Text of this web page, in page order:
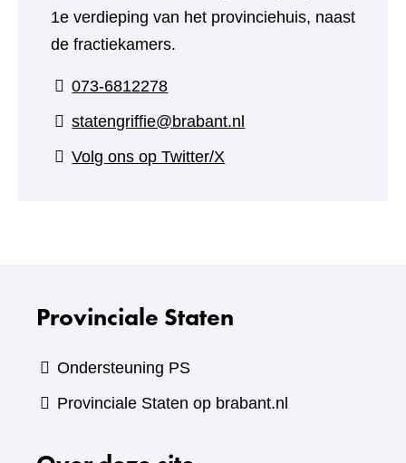
1e verdieping van het provinciehuis, naast
de fractiekamers.
073-6812278
statengriffie@brabant.nl
Volg ons op Twitter/X
Provinciale Staten
Ondersteuning PS
Provinciale Staten op brabant.nl